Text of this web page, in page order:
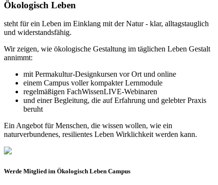
Ökologisch Leben
steht für ein Leben im Einklang mit der Natur - klar, alltagstauglich
und widerstandsfähig.
Wir zeigen, wie ökologische Gestaltung im täglichen Leben Gestalt
annimmt:
mit Permakultur-Designkursen vor Ort und online
einem Campus voller kompakter Lernmodule
regelmäßigen FachWissenLIVE-Webinaren
und einer Begleitung, die auf Erfahrung und gelebter Praxis
beruht
Ein Angebot für Menschen, die wissen wollen, wie ein
naturverbundenes, resilientes Leben Wirklichkeit werden kann.
Werde Mitglied im Ökologisch Leben Campus